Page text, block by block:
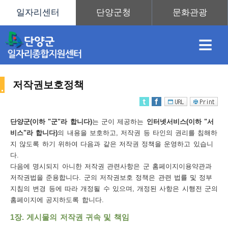
≡
용
정
재
정
업
훈
업
도
터
안
저작권보호정책
단양군(이하 "군"라 합니다)는 군이 제공하는 인터넷서비스(이하 "서
비스"라 합니다)의 내용을 보호하고, 저작권 등 타인의 권리를 침해하
지 않도록 하기 위하여 다음과 같은 저작권 정책을 운영하고 있습니
다.
다음에 명시되지 아니한 저작권 관련사항은 군 홈페이지이용약관과
저작권법을 준용합니다. 군의 저작권보호 정책은 관련 법률 및 정부
지침의 변경 등에 따라 개정될 수 있으며, 개정된 사항은 시행전 군의
홈페이지에 공지하도록 합니다.
1장. 게시물의 저작권 귀속 및 책임
사
이